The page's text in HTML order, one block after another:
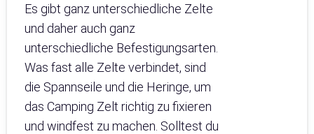
Es gibt ganz unterschiedliche Zelte
und daher auch ganz
unterschiedliche Befestigungsarten.
Was fast alle Zelte verbindet, sind
die Spannseile und die Heringe, um
das Camping Zelt richtig zu fixieren
und windfest zu machen. Solltest du